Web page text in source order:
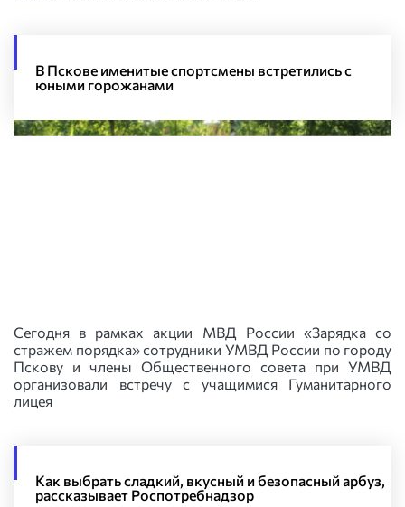
В Пскове именитые спортсмены встретились с
юными горожанами
Сегодня в рамках акции МВД России «Зарядка со
стражем порядка» сотрудники УМВД России по городу
Пскову и члены Общественного совета при УМВД
организовали встречу с учащимися Гуманитарного
лицея
Как выбрать сладкий, вкусный и безопасный арбуз,
рассказывает Роспотребнадзор